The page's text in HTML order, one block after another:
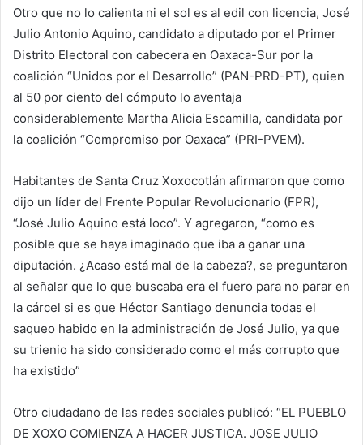
Otro que no lo calienta ni el sol es al edil con licencia, José
Julio Antonio Aquino, candidato a diputado por el Primer
Distrito Electoral con cabecera en Oaxaca-Sur por la
coalición “Unidos por el Desarrollo” (PAN-PRD-PT), quien
al 50 por ciento del cómputo lo aventaja
considerablemente Martha Alicia Escamilla, candidata por
la coalición “Compromiso por Oaxaca” (PRI-PVEM).
Habitantes de Santa Cruz Xoxocotlán afirmaron que como
dijo un líder del Frente Popular Revolucionario (FPR),
“José Julio Aquino está loco”. Y agregaron, “como es
posible que se haya imaginado que iba a ganar una
diputación. ¿Acaso está mal de la cabeza?, se preguntaron
al señalar que lo que buscaba era el fuero para no parar en
la cárcel si es que Héctor Santiago denuncia todas el
saqueo habido en la administración de José Julio, ya que
su trienio ha sido considerado como el más corrupto que
ha existido”
Otro ciudadano de las redes sociales publicó: “EL PUEBLO
DE XOXO COMIENZA A HACER JUSTICA. JOSE JULIO